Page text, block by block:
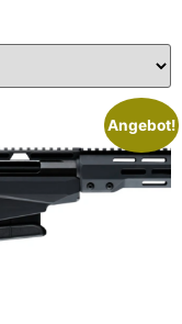
Angebot!